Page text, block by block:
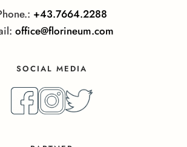
+43.7664.2288
office@florineum.com
SOCIAL MEDIA